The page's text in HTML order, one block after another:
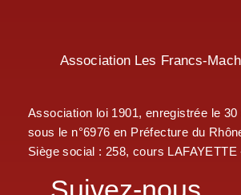
Association Les Francs-
Association loi 1901, enregistrée le 30
sous le n°6976 en Préfecture du
Siège social : 258, cours LAFAYETTE